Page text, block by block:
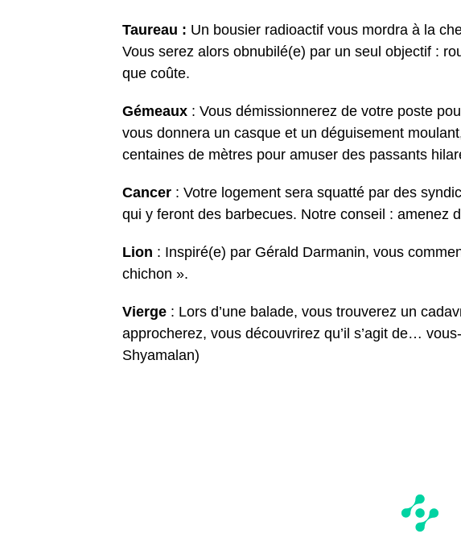
Taureau : Un bousier radioactif vous mordra à la
Vous serez alors obnubilé(e) par un seul objectif :
que coûte.
Gémeaux : Vous démissionnerez de votre poste
vous donnera un casque et un déguisement
centaines de mètres pour amuser des passants
Cancer : Votre logement sera squatté par des
qui y feront des barbecues. Notre conseil : amenez
Lion : Inspiré(e) par Gérald Darmanin, vous
chichon ».
Vierge : Lors d’une balade, vous trouverez un
approcherez, vous découvrirez qu’il s’agit de…
Shyamalan)